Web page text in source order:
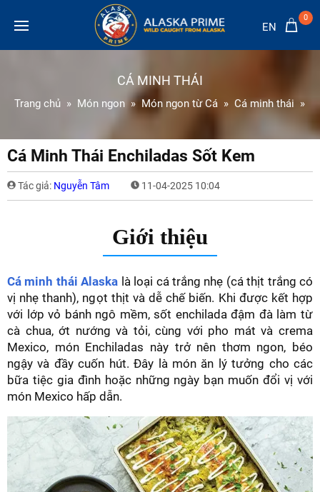
EN
0
CÁ MINH THÁI
Trang chủ Món ngon Món ngon từ Cá Cá minh thái
Cá Minh Thái Enchiladas Sốt Kem
Tác giả: Nguyễn Tâm 11-04-2025 10:04
Giới thiệu
Cá minh thái Alaska là loại cá trắng nhẹ (cá thịt trắng có
vị nhẹ thanh), ngọt thịt và dễ chế biến. Khi được kết hợp
với lớp vỏ bánh ngô mềm, sốt enchilada đậm đà làm từ
cà chua, ớt nướng và tỏi, cùng với pho mát và crema
Mexico, món Enchiladas này trở nên thơm ngon, béo
ngậy và đầy cuốn hút. Đây là món ăn lý tưởng cho các
bữa tiệc gia đình hoặc những ngày bạn muốn đổi vị với
món Mexico hấp dẫn.